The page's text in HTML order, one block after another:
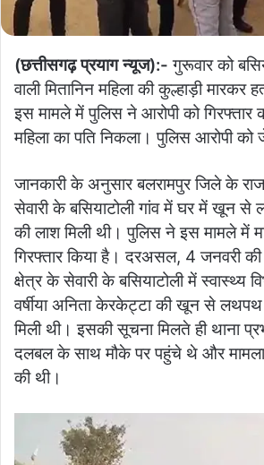
(छत्तीसगढ़ प्रयाग न्यूज):- गुरूवार को
वाली मितानिन महिला की कुल्हाड़ी मारकर
इस मामले में पुलिस ने आरोपी को गिरफ्तार
महिला का पति निकला। पुलिस आरोपी
जानकारी के अनुसार बलरामपुर जिले के
सेवारी के बसियाटोली गांव में घर में खून से
की लाश मिली थी। पुलिस ने इस मामले में
गिरफ्तार किया है। दरअसल, 4 जनवरी की
क्षेत्र के सेवारी के बसियाटोली में स्वास्थ्य
वर्षीया अनिता केरकेट्टा की खून से
मिली थी। इसकी सूचना मिलते ही थाना
दलबल के साथ मौके पर पहुंचे थे और
की थी।